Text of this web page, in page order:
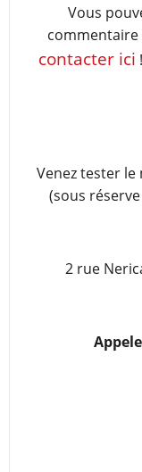
Vous
commentaire
contacter ici
Venez tester
(sous
2 rue